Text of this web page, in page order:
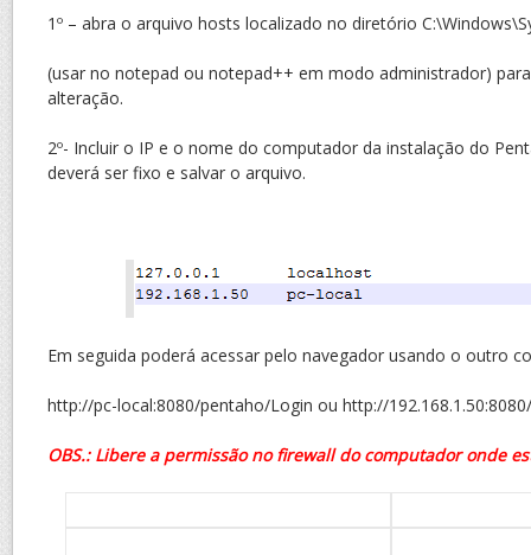
1º – abra o arquivo hosts localizado no diretório
(usar no notepad ou notepad++ em modo administrador)
alteração.
2º- Incluir o IP e o nome do computador da instalação do
deverá ser fixo e salvar o arquivo.
Em seguida poderá acessar pelo navegador usando o outro
http://pc-local:8080/pentaho/Login ou http://
OBS.: Libere a permissão no firewall do computador onde